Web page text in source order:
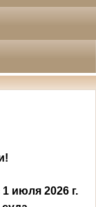
июля 2026 г.